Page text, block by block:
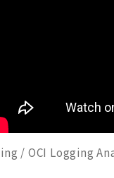
/ OCI Logging